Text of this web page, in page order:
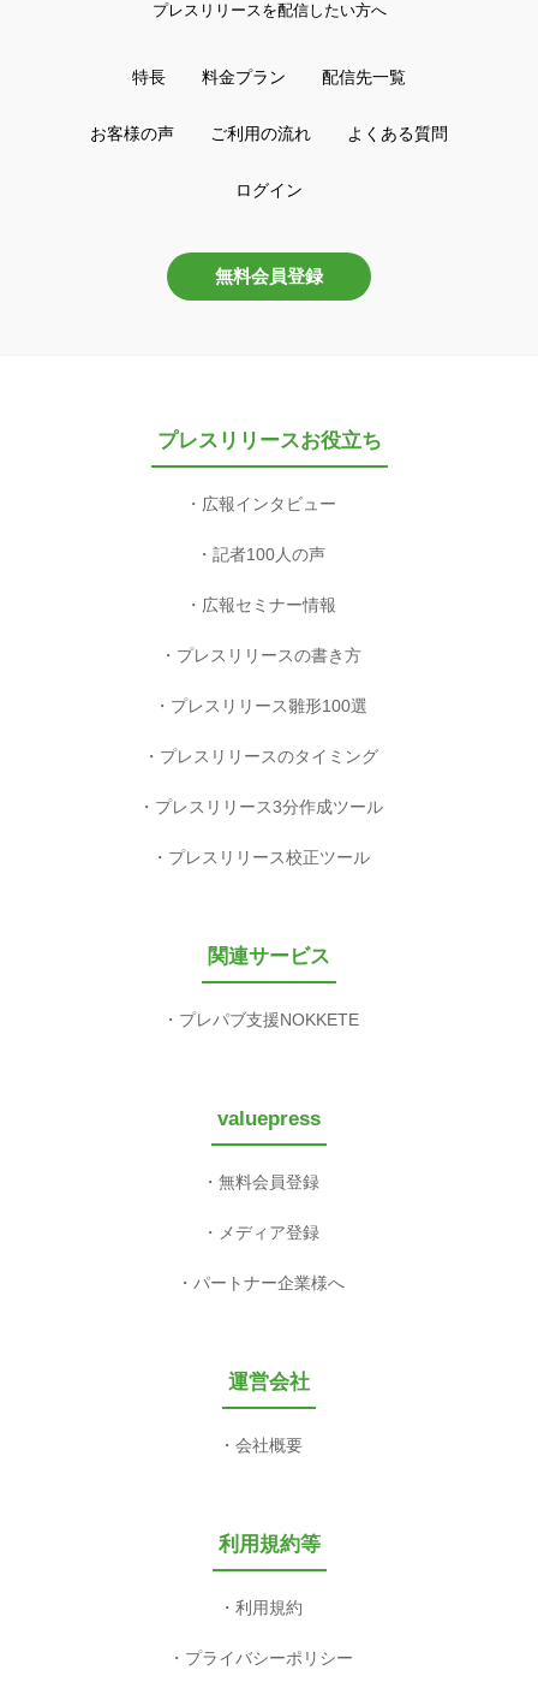
プレスリリースを配信したい方へ
特長 料金プラン 配信先一覧
お客様の声 ご利用の流れ よくある質問
ログイン
無料会員登録
プレスリリースお役立ち
広報インタビュー
記者100人の声
広報セミナー情報
プレスリリースの書き方
プレスリリース雛形100選
プレスリリースのタイミング
プレスリリース3分作成ツール
プレスリリース校正ツール
関連サービス
プレパブ支援NOKKETE
valuepress
無料会員登録
メディア登録
パートナー企業様へ
運営会社
会社概要
利用規約等
利用規約
プライバシーポリシー